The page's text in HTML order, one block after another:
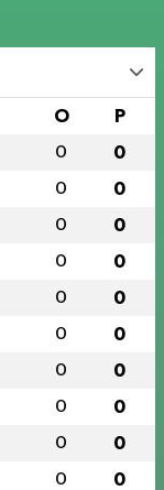
O P
0 0
0 0
0 0
0 0
0 0
0 0
0 0
0 0
0 0
0 0